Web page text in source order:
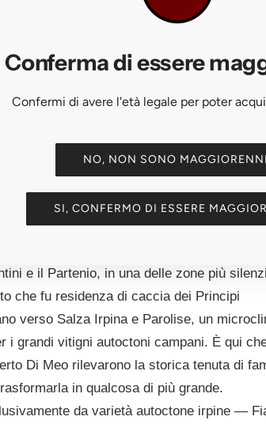
e il Partenio, in una delle zone più
che fu residenza di caccia dei Principi
verso Salza Irpina e Parolise, un
i grandi vitigni autoctoni campani. È qui
Di Meo rilevarono la storica tenuta di
in qualcosa di più grande.
da varietà autoctone irpine —
Conferma di essere
Confermi di avere l'età legale per poter
NO, NON SONO
SI, CONFERMO DI ESSERE